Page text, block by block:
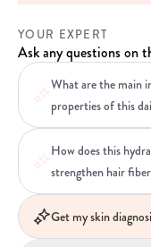
YOUR EXPERT
Ask any questions on
What are the main
properties of this
How does this
strengthen hair
Get my skin